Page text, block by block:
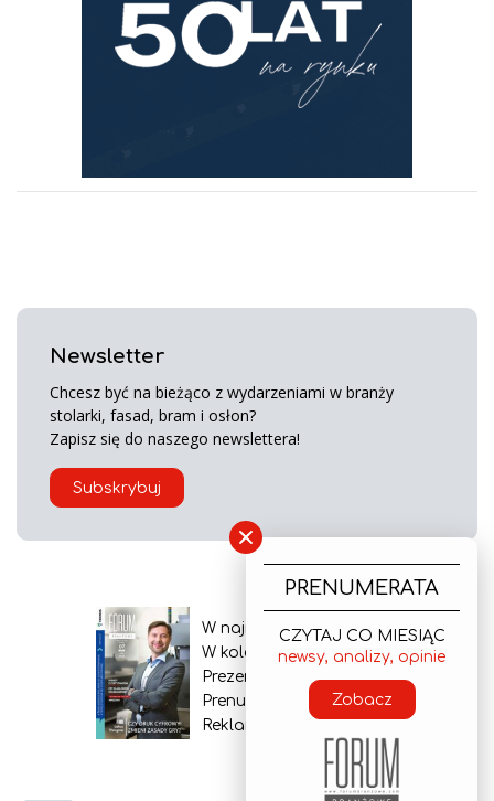
Newsletter
Chcesz być na bieżąco z wydarzeniami w branży
stolarki, fasad, bram i osłon?
Zapisz się do naszego newslettera!
Subskrybuj
W najnowszym wydaniu
W kolejnym numerze
Prezentacja gazety
Prenumerata
Reklama
×
PRENUMERATA
CZYTAJ CO MIESIĄC
newsy, analizy, opinie
Zobacz